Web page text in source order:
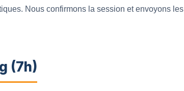
Nous confirmons la session et envoyons les
(7h)